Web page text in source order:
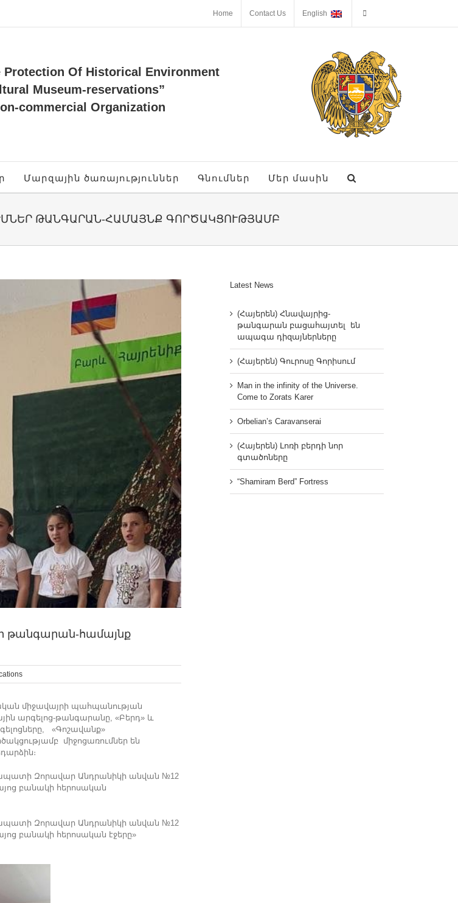
Home Contact Us English
Protection Of Historical Environment
Museum-reservations”
commercial Organization
Մարզային ծառայություններ Գնումներ Մեր մասին
ԹԱՆԳԱՐԱՆ-ՀԱՄԱՅՆՔ ԳՈՐԾԱԿՑՈՒԹՅԱՄԲ
թանգարան-համայնք
միջավայրի պահպանության
արգելոց-թանգարանը, «Բերդ» և
«Գոշավանք»
միջոցառումներ են
Զորավար Անդրանիկի անվան №12
բանակի հերոսական
Զորավար Անդրանիկի անվան №12
բանակի հերոսական էջերը»
Latest News
(Հայերեն) Հնավայրից-
թանգարան բացահայտել են
ապագա դիզայներները
(Հայերեն) Գուրոսը Գորիսում
Man in the infinity of the Universe.
Come to Zorats Karer
Orbelian’s Caravanserai
(Հայերեն) Լոռի բերդի նոր
գտածոները
“Shamiram Berd” Fortress